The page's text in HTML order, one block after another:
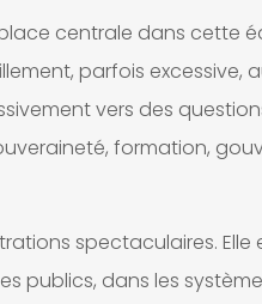
centrale dans cette
parfois excessive,
vers des
formation,
spectaculaires.
publics, dans les